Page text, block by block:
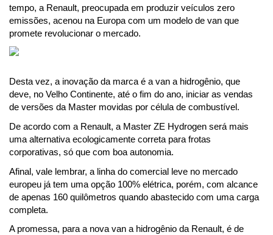
tempo, a Renault, preocupada em produzir veículos zero
emissões, acenou na Europa com um modelo de van que
promete revolucionar o mercado.
Desta vez, a inovação da marca é a van a hidrogênio, que
deve, no Velho Continente, até o fim do ano, iniciar as vendas
de versões da Master movidas por célula de combustível.
De acordo com a Renault, a Master ZE Hydrogen será mais
uma alternativa ecologicamente correta para frotas
corporativas, só que com boa autonomia.
Afinal, vale lembrar, a linha do comercial leve no mercado
europeu já tem uma opção 100% elétrica, porém, com alcance
de apenas 160 quilômetros quando abastecido com uma carga
completa.
A promessa, para a nova van a hidrogênio da Renault, é de